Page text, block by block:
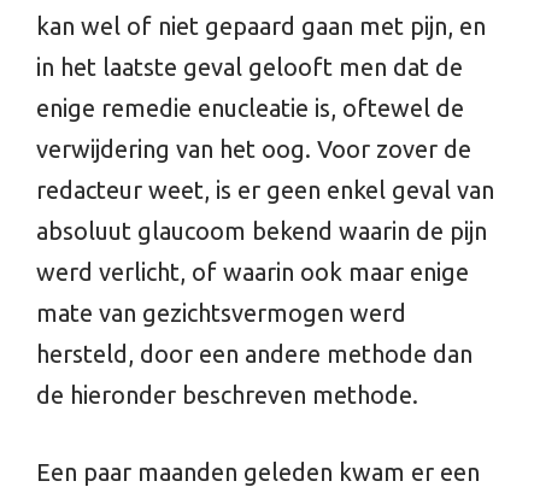
kan wel of niet gepaard gaan met pijn, en
in het laatste geval gelooft men dat de
enige remedie enucleatie is, oftewel de
verwijdering van het oog. Voor zover de
redacteur weet, is er geen enkel geval van
absoluut glaucoom bekend waarin de pijn
werd verlicht, of waarin ook maar enige
mate van gezichtsvermogen werd
hersteld, door een andere methode dan
de hieronder beschreven methode.
Een paar maanden geleden kwam er een